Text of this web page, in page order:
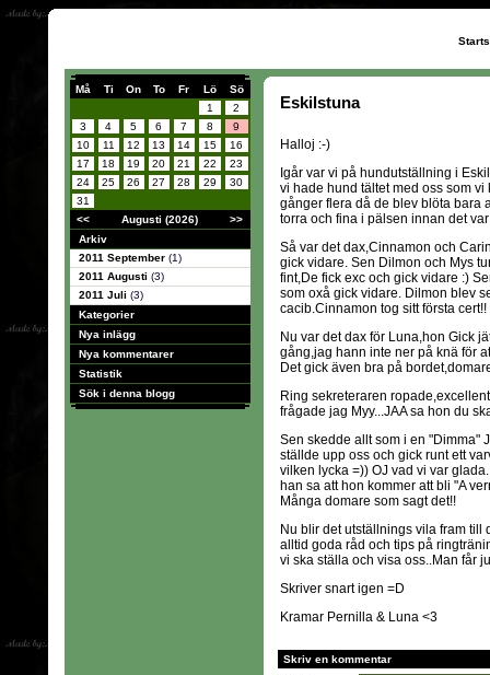
Må Ti On To Fr Lö
Sö
1
2
3
4 5 6 7 8
9
10
11 12 13 14 15
16
17
18 19 20 21 22
23
24
25 26 27 28 29
30
31
<<
Augusti (2026)
>>
Arkiv
2011 September (1)
2011 Augusti (3)
2011 Juli (3)
Kategorier
Nya inlägg
Nya kommentarer
Statistik
Sök i denna blogg
Eskilstuna
Halloj :-)
Igår var vi på hundutställning i
vi hade hund tältet med oss som
gånger flera då de blev blöta bara
torra och fina i pälsen innan det
Så var det dax,Cinnamon och
gick vidare. Sen Dilmon och Mys
fint,De fick exc och gick vidare :)
som oxå gick vidare. Dilmon blev
cacib.Cinnamon tog sitt första cert!!
Nu var det dax för Luna,hon Gick
gång,jag hann inte ner på knä för
Det gick även bra på
Ring sekreteraren
frågade jag Myy...JAA sa hon du
Sen skedde allt som i en "Dimma"
ställde upp oss och gick runt ett
vilken lycka =)) OJ vad vi var
han sa att hon kommer att bli "A
Många domare som sagt det!!
Nu blir det utställnings vila fram till
alltid goda råd och tips på
vi ska ställa och visa oss..Man får
Skriver snart igen =D
Kramar Pernilla & Luna <3
Skriv en kommentar